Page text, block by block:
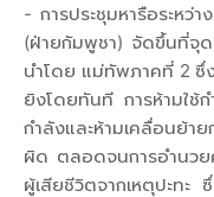
- การประชุมหารือระห
(ฝ่ายกัมพูชา) จัดขึ้นที่จุ
นำโดย แม่ทัพภาคที่ 2 ซึ่ง
ยิงโดยทันที การห้ามใช้
กำลังและห้ามเคลื่อนย้าย
ผิด ตลอดจนการอำนวย
ผู้เสียชีวิตจากเหตุปะท